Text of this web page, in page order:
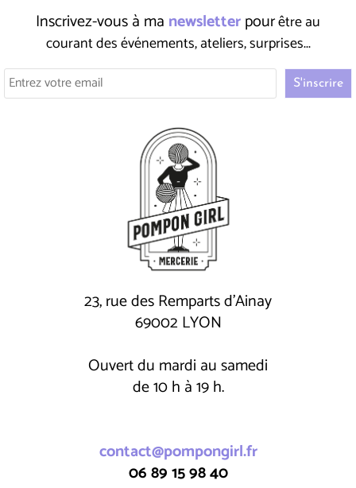
Inscrivez-vous à ma newsletterpourêtre au
courant des événements, ateliers, surprises...
23, rue des Remparts d'Ainay
69002 LYON
Ouvert du mardi au samedi
de 10 h à 19 h.
contact@pompongirl.fr
06 89 15 98 40